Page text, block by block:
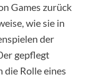
Games zurück
wie sie in
der
gepflegt
Rolle eines